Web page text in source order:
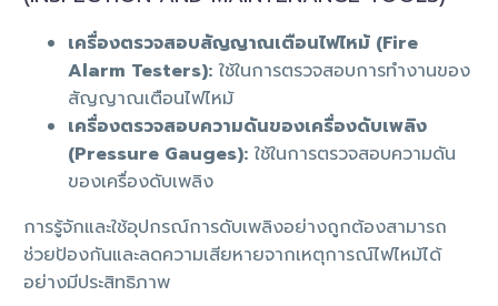
เครื่องตรวจสอบสัญญาณเตือนไฟไหม้ (Fire
Alarm Testers): ใช้ในการตรวจสอบการทำงานของ
สัญญาณเตือนไฟไหม้
เครื่องตรวจสอบความดันของเครื่องดับเพลิง
(Pressure Gauges): ใช้ในการตรวจสอบความดัน
ของเครื่องดับเพลิง
การรู้จักและใช้อุปกรณ์การดับเพลิงอย่างถูกต้องสามารถ
ช่วยป้องกันและลดความเสียหายจากเหตุการณ์ไฟไหม้ได้
อย่างมีประสิทธิภาพ